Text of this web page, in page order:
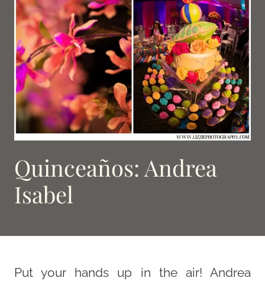
Quinceaños: Andrea
Isabel
Put your hands up in the air! Andrea